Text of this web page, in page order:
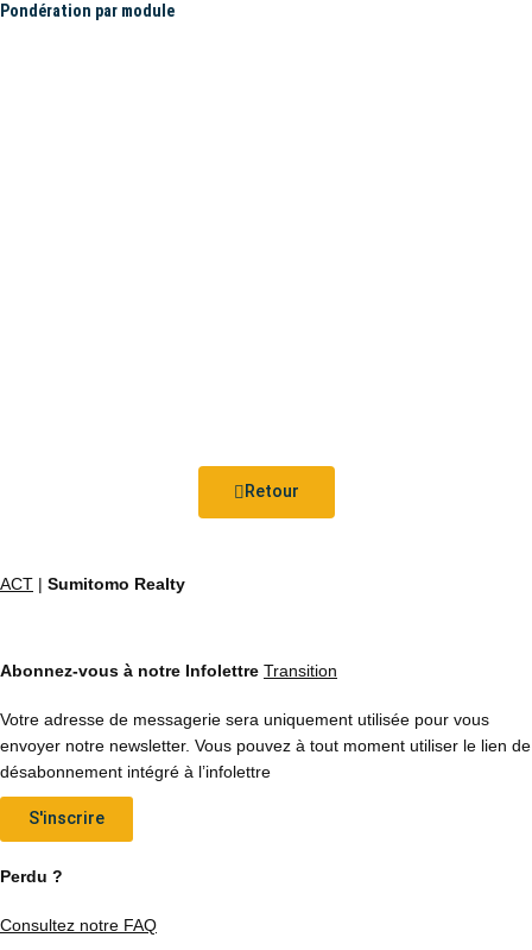
Pondération par module
Retour
ACT | Sumitomo Realty
Abonnez-vous à notre Infolettre Transition
Votre adresse de messagerie sera uniquement utilisée pour vous
envoyer notre newsletter. Vous pouvez à tout moment utiliser le lien de
désabonnement intégré à l’infolettre
S'inscrire
Perdu ?
Consultez notre FAQ